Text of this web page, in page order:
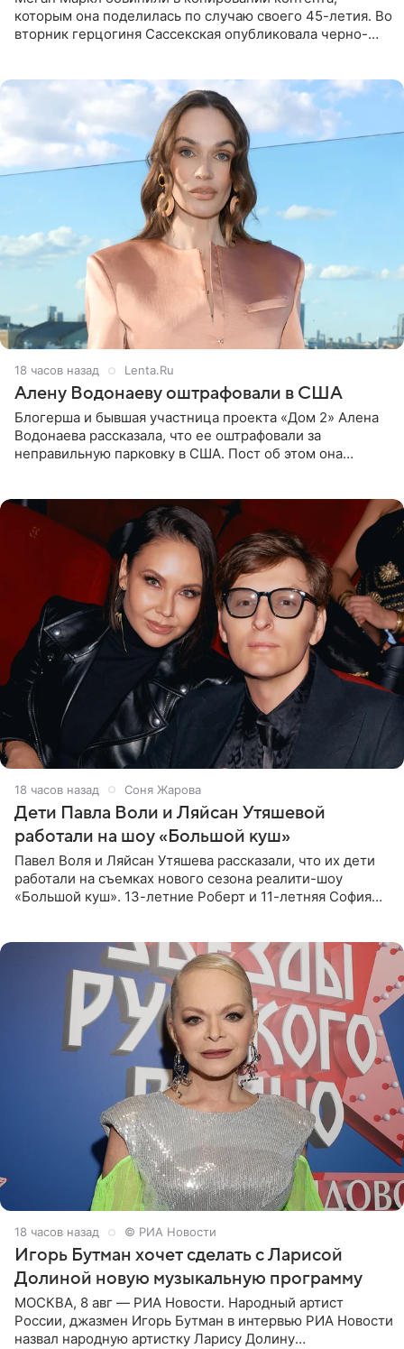
которым она поделилась по случаю своего 45-летия. Во
вторник герцогиня Сассекская опубликовала черно-
18 часов назад Lenta.Ru
Алену Водонаеву оштрафовали в США
Блогерша и бывшая участница проекта «Дом 2» Алена
Водонаева рассказала, что ее оштрафовали за
неправильную парковку в США. Пост об этом она
18 часов назад Соня Жарова
Дети Павла Воли и Ляйсан Утяшевой
работали на шоу «Большой куш»
Павел Воля и Ляйсан Утяшева рассказали, что их дети
работали на съемках нового сезона реалити-шоу
«Большой куш». 13-летние Роберт и 11-летняя София
18 часов назад © РИА Новости
Игорь Бутман хочет сделать с Ларисой
Долиной новую музыкальную программу
МОСКВА, 8 авг — РИА Новости. Народный артист
России, джазмен Игорь Бутман в интервью РИА Новости
назвал народную артистку Ларису Долину